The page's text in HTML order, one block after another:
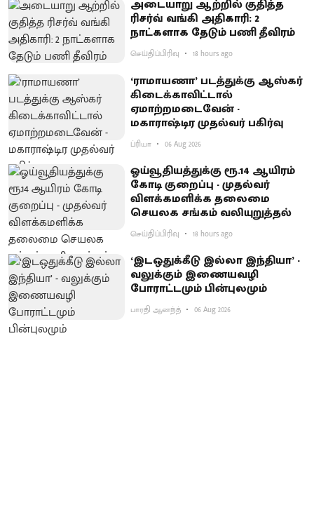
அடையாறு ஆற்றில் குதித்த
ரிசர்வ் வங்கி அதிகாரி: 2
நாட்களாக தேடும் பணி தீவிரம்
செய்திப்பிரிவு 18 hours ago
‘ராமாயணா’ படத்துக்கு ஆஸ்கர்
கிடைக்காவிட்டால்
ஏமாற்றமடைவேன் -
மகாராஷ்டிர முதல்வர் பகிர்வு
ப்ரியா 06 Aug 2026
ஓய்வூதியத்துக்கு ரூ.14 ஆயிரம்
கோடி குறைப்பு - முதல்வர்
விளக்கமளிக்க தலைமை
செயலக சங்கம் வலியுறுத்தல்
செய்திப்பிரிவு 18 hours ago
‘இடஒதுக்கீடு இல்லா இந்தியா’ -
வலுக்கும் இணையவழி
போராட்டமும் பின்புலமும்
பாரதி ஆனந்த் 06 Aug 2026